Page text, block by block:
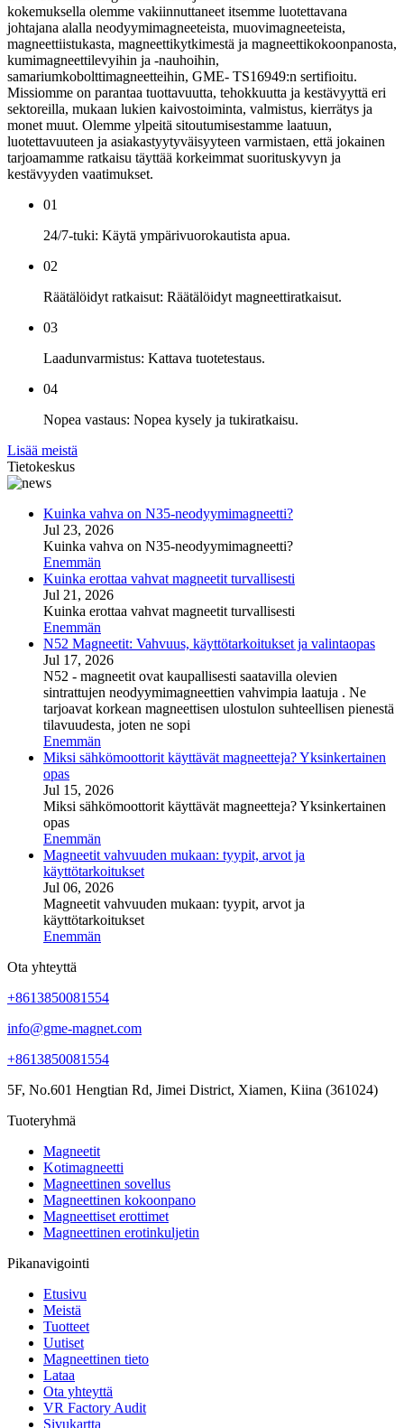
kokemuksella olemme vakiinnuttaneet itsemme luotettavana
johtajana alalla neodyymimagneeteista, muovimagneeteista,
magneettiistukasta, magneettikytkimestä ja magneettikokoonpanosta,
kumimagneettilevyihin ja -nauhoihin,
samariumkobolttimagneetteihin, GME- TS16949:n sertifioitu.
Missiomme on parantaa tuottavuutta, tehokkuutta ja kestävyyttä eri
sektoreilla, mukaan lukien kaivostoiminta, valmistus, kierrätys ja
monet muut. Olemme ylpeitä sitoutumisestamme laatuun,
luotettavuuteen ja asiakastyytyväisyyteen varmistaen, että jokainen
tarjoamamme ratkaisu täyttää korkeimmat suorituskyvyn ja
kestävyyden vaatimukset.
01
24/7-tuki: Käytä ympärivuorokautista apua.
02
Räätälöidyt ratkaisut: Räätälöidyt magneettiratkaisut.
03
Laadunvarmistus: Kattava tuotetestaus.
04
Nopea vastaus: Nopea kysely ja tukiratkaisu.
Lisää meistä
Tietokeskus
Kuinka vahva on N35-neodyymimagneetti?
Jul 23, 2026
Kuinka vahva on N35-neodyymimagneetti?
Enemmän
Kuinka erottaa vahvat magneetit turvallisesti
Jul 21, 2026
Kuinka erottaa vahvat magneetit turvallisesti
Enemmän
N52 Magneetit: Vahvuus, käyttötarkoitukset ja valintaopas
Jul 17, 2026
N52 - magneetit ovat kaupallisesti saatavilla olevien
sintrattujen neodyymimagneettien vahvimpia laatuja . Ne
tarjoavat korkean magneettisen ulostulon suhteellisen pienestä
tilavuudesta, joten ne sopi
Enemmän
Miksi sähkömoottorit käyttävät magneetteja? Yksinkertainen
opas
Jul 15, 2026
Miksi sähkömoottorit käyttävät magneetteja? Yksinkertainen
opas
Enemmän
Magneetit vahvuuden mukaan: tyypit, arvot ja
käyttötarkoitukset
Jul 06, 2026
Magneetit vahvuuden mukaan: tyypit, arvot ja
käyttötarkoitukset
Enemmän
Ota yhteyttä
+8613850081554
info@gme-magnet.com
+8613850081554
5F, No.601 Hengtian Rd, Jimei District, Xiamen, Kiina (361024)
Tuoteryhmä
Magneetit
Kotimagneetti
Magneettinen sovellus
Magneettinen kokoonpano
Magneettiset erottimet
Magneettinen erotinkuljetin
Pikanavigointi
Etusivu
Meistä
Tuotteet
Uutiset
Magneettinen tieto
Lataa
Ota yhteyttä
VR Factory Audit
Sivukartta